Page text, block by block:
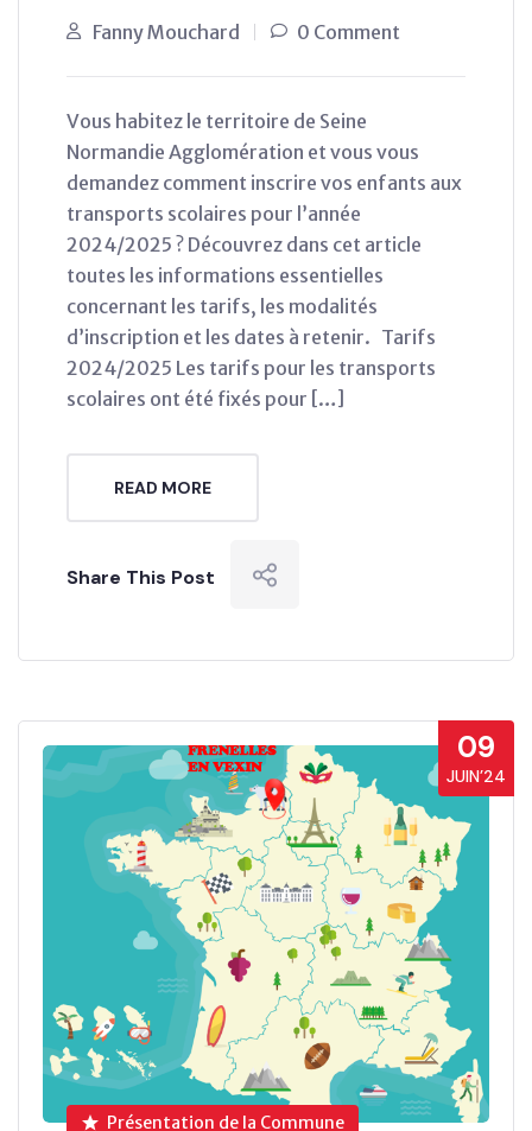
Fanny Mouchard 0 Comment
Vous habitez le territoire de Seine
Normandie Agglomération et vous vous
demandez comment inscrire vos enfants aux
transports scolaires pour l’année
2024/2025 ? Découvrez dans cet article
toutes les informations essentielles
concernant les tarifs, les modalités
d’inscription et les dates à retenir. Tarifs
2024/2025 Les tarifs pour les transports
scolaires ont été fixés pour […]
READ MORE
Share This Post
09
JUIN’24
Présentation de la Commune